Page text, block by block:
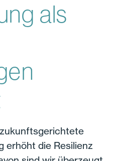
als
erhöht die Resilienz